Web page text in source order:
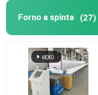
fornace di
Fornace materiale
Forno a spinta (27)